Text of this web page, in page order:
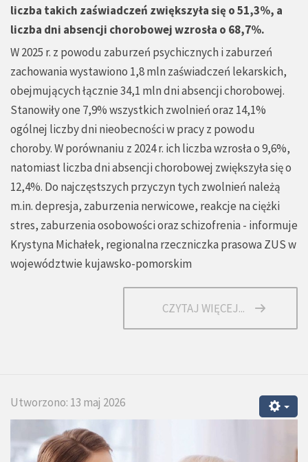
liczba takich zaświadczeń zwiększyła się o 51,3%, a
liczba dni absencji chorobowej wzrosła o 68,7%.
W 2025 r. z powodu zaburzeń psychicznych i zaburzeń
zachowania wystawiono 1,8 mln zaświadczeń lekarskich,
obejmujących łącznie 34,1 mln dni absencji chorobowej.
Stanowiły one 7,9% wszystkich zwolnień oraz 14,1%
ogólnej liczby dni nieobecności w pracy z powodu
choroby. W porównaniu z 2024 r. ich liczba wzrosła o 9,6%,
natomiast liczba dni absencji chorobowej zwiększyła się o
12,4%. Do najczęstszych przyczyn tych zwolnień należą
m.in. depresja, zaburzenia nerwicowe, reakcje na ciężki
stres, zaburzenia osobowości oraz schizofrenia - informuje
Krystyna Michałek, regionalna rzeczniczka prasowa ZUS w
województwie kujawsko-pomorskim
CZYTAJ WIĘCEJ...
Utworzono: 13 maj 2026